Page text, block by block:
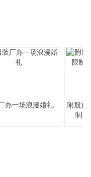
办一场浪漫婚礼
附股)
制关